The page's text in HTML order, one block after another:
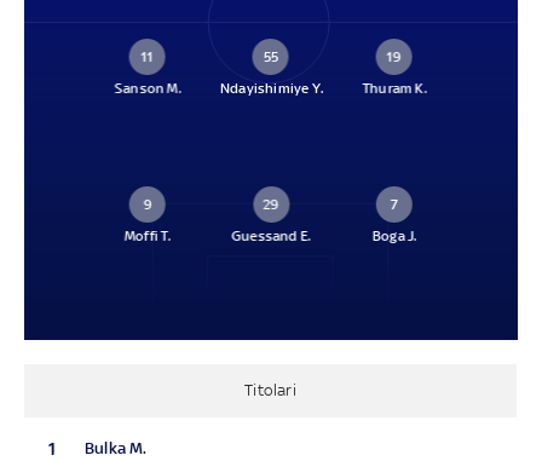
11
Sanson M.
55
Ndayishimiye Y.
19
Thuram K.
9
Moffi T.
29
Guessand E.
7
Boga J.
Titolari
1 Bulka M.